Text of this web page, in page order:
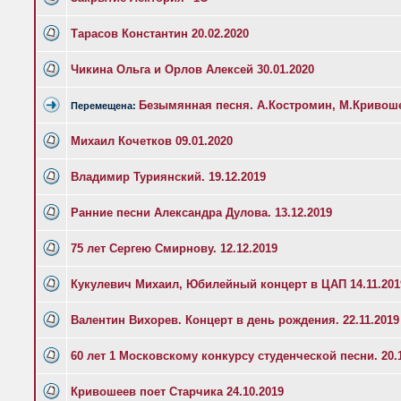
Тарасов Константин 20.02.2020
Чикина Ольга и Орлов Алексей 30.01.2020
Перемещена: Безымянная песня. А.Костромин,
Михаил Кочетков 09.01.2020
Владимир Туриянский. 19.12.2019
Ранние песни Александра Дулова. 13.12.2019
75 лет Сергею Смирнову. 12.12.2019
Кукулевич Михаил, Юбилейный концерт в ЦАП
Валентин Вихорев. Концерт в день рождения. 22.11.2019
60 лет 1 Московскому конкурсу студенческой песни.
Кривошеев поет Старчика 24.10.2019